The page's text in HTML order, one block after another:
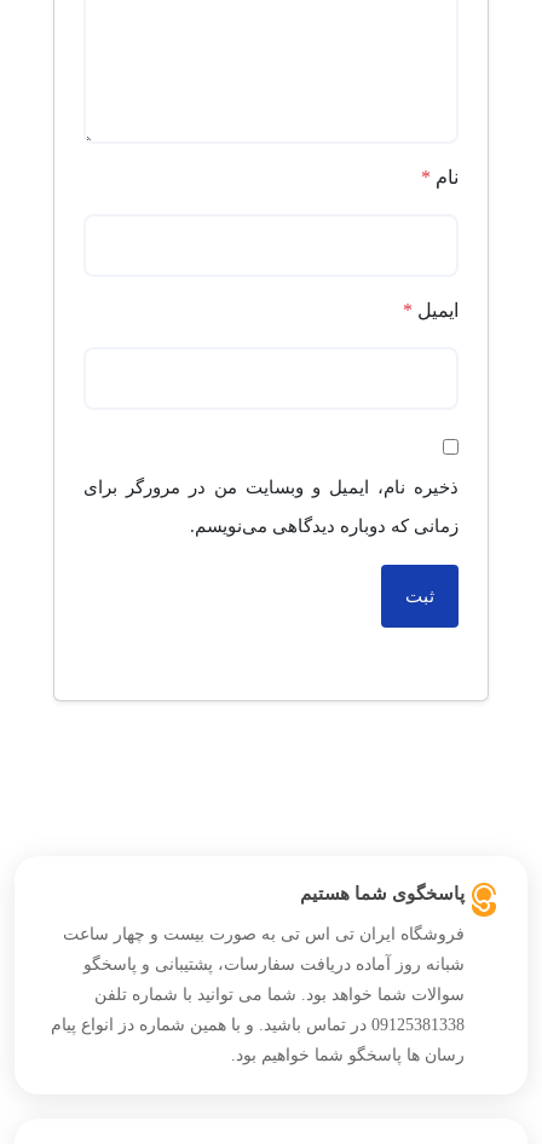
نام *
ایمیل *
ذخیره نام، ایمیل و وبسایت من در مرورگر برای
زمانی که دوباره دیدگاهی می‌نویسم.
پاسخگوی شما هستیم
فروشگاه ایران تی اس تی به صورت بیست و چهار ساعت
شبانه روز آماده دریافت سفارسات، پشتیبانی و پاسخگو
سوالات شما خواهد بود. شما می توانید با شماره تلفن
09125381338 در تماس باشید. و با همین شماره دز انواع پیام
رسان ها پاسخگو شما خواهیم بود.